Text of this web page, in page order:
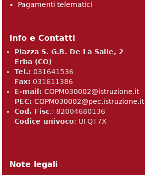
Pagamenti telematici
Info e Contatti
Piazza S. G.B. De La Salle, 2
Erba (CO)
Tel.: 031641536
Fax: 031611386
E-mail: COPM030002@istruzione.it
PEC: COPM030002@pec.istruzione.it
Cod. Fisc.: 82004680136​
Codice univoco: UFQT7X
Note legali